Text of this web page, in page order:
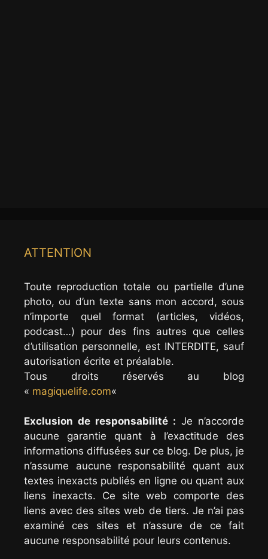
ATTENTION
Toute reproduction totale ou partielle d’une
photo, ou d’un texte sans mon accord, sous
n’importe quel format (articles, vidéos,
podcast…) pour des fins autres que celles
d’utilisation personnelle, est INTERDITE, sauf
autorisation écrite et préalable.
Tous droits réservés au blog
« magiquelife.com«
Exclusion de responsabilité : Je n’accorde
aucune garantie quant à l’exactitude des
informations diffusées sur ce blog. De plus, je
n’assume aucune responsabilité quant aux
textes inexacts publiés en ligne ou quant aux
liens inexacts. Ce site web comporte des
liens avec des sites web de tiers. Je n’ai pas
examiné ces sites et n’assure de ce fait
aucune responsabilité pour leurs contenus.